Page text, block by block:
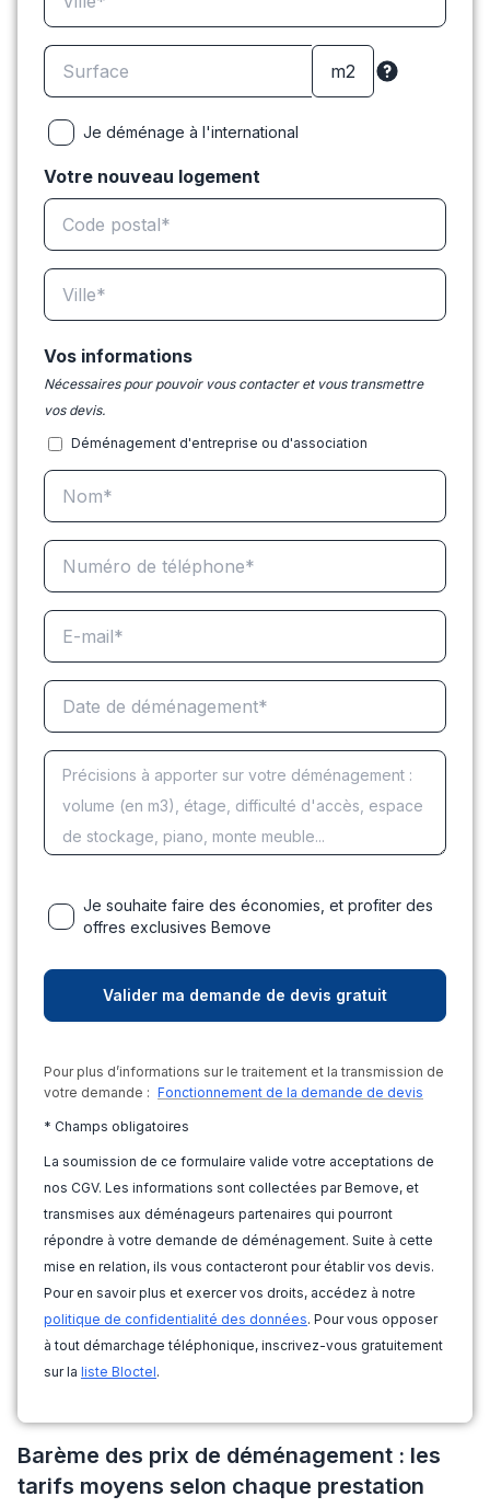
Je déménage à l'international
Votre nouveau logement
Vos informations
Nécessaires pour pouvoir vous contacter et vous transmettre
vos devis.
Déménagement d'entreprise ou d'association
Je souhaite faire des économies, et profiter des
offres exclusives Bemove
Pour plus d’informations sur le traitement et la transmission de
votre demande : Fonctionnement de la demande de devis
* Champs obligatoires
La soumission de ce formulaire valide votre acceptations de
nos CGV. Les informations sont collectées par Bemove, et
transmises aux déménageurs partenaires qui pourront
répondre à votre demande de déménagement. Suite à cette
mise en relation, ils vous contacteront pour établir vos devis.
Pour en savoir plus et exercer vos droits, accédez à notre
politique de confidentialité des données. Pour vous opposer
à tout démarchage téléphonique, inscrivez-vous gratuitement
sur la liste Bloctel.
Barème des prix de déménagement : les
tarifs moyens selon chaque prestation